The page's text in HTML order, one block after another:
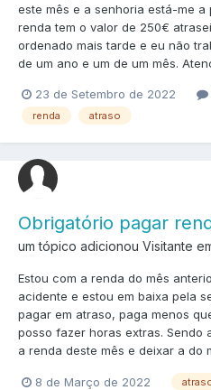
este mês e a senhoria está-me
renda tem o valor de 250€
ordenado mais tarde e eu não
de um ano e um de um mês.
23 de Setembro de 2022
renda atraso
Obrigatório pagar
um tópico adicionou Visitante
Estou com a renda do mês
acidente e estou em baixa pela
pagar em atraso, paga menos
posso fazer horas extras. Sendo
a renda deste mês e deixar a do
8 de Março de 2022